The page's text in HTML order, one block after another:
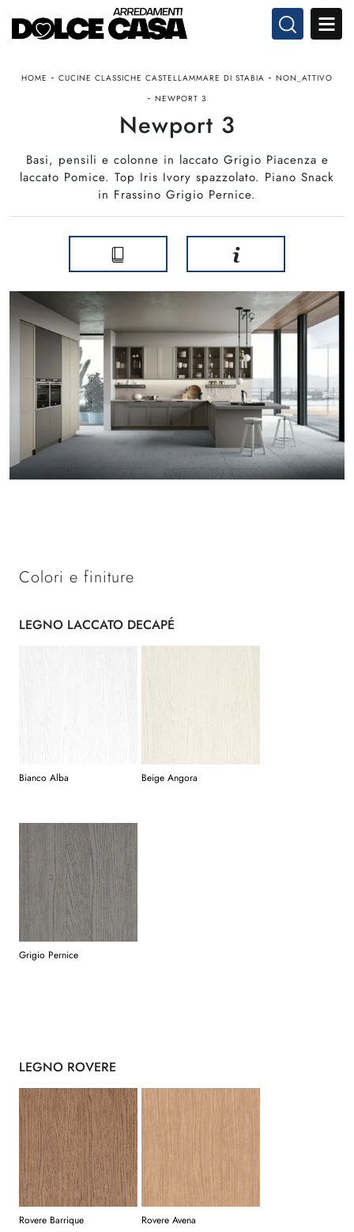
HOME - CUCINE CLASSICHE CASTELLAMMARE DI STABIA - NON_ATTIVO
- NEWPORT 3
Newport 3
Basi, pensili e colonne in laccato Grigio Piacenza e
laccato Pomice. Top Iris Ivory spazzolato. Piano Snack
in Frassino Grigio Pernice.
Colori e finiture
LEGNO LACCATO DECAPÉ
Bianco Alba Beige Angora
Grigio Pernice
LEGNO ROVERE
Rovere Barrique Rovere Avena